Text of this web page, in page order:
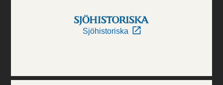
Sjöhistoriska